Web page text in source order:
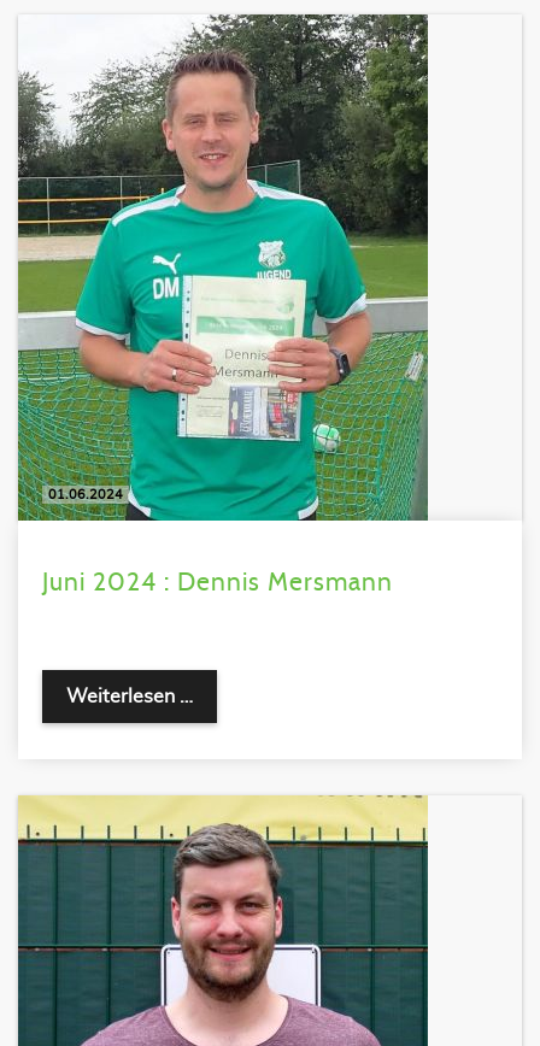
01.06.2024
Juni 2024 : Dennis Mersmann
Weiterlesen …